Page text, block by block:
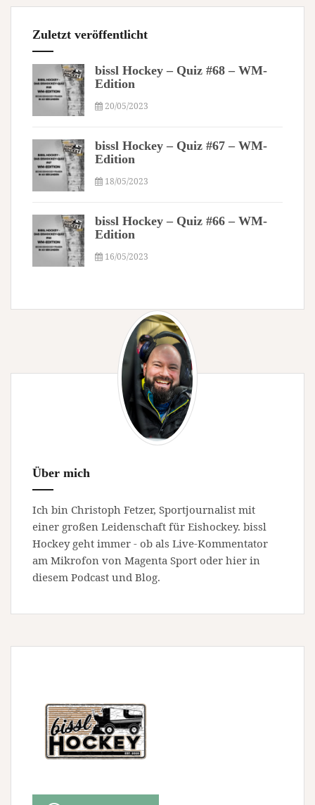
Zuletzt veröffentlicht
bissl Hockey – Quiz #68 – WM-
Edition
20/05/2023
bissl Hockey – Quiz #67 – WM-
Edition
18/05/2023
bissl Hockey – Quiz #66 – WM-
Edition
16/05/2023
Über mich
Ich bin Christoph Fetzer, Sportjournalist mit
einer großen Leidenschaft für Eishockey. bissl
Hockey geht immer - ob als Live-Kommentator
am Mikrofon von Magenta Sport oder hier in
diesem Podcast und Blog.